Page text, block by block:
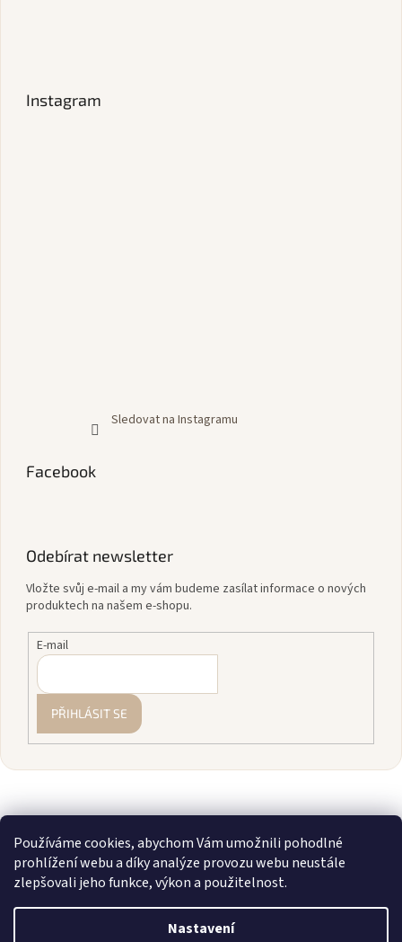
Používáme cookies, abychom Vám umožnili pohodlné
prohlížení webu a díky analýze provozu webu neustále
zlepšovali jeho funkce, výkon a použitelnost.
Nastavení
Instagram
Sledovat na Instagramu
Facebook
Odebírat newsletter
Vložte svůj e-mail a my vám budeme zasílat informace o nových
produktech na našem e-shopu.
E-mail
PŘIHLÁSIT SE
Vytvořil Shoptet